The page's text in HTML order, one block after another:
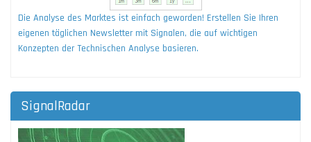
Die Analyse des Marktes ist einfach geworden! Erstellen Sie Ihren
eigenen täglichen Newsletter mit Signalen, die auf wichtigen
Konzepten der Technischen Analyse basieren.
SignalRadar